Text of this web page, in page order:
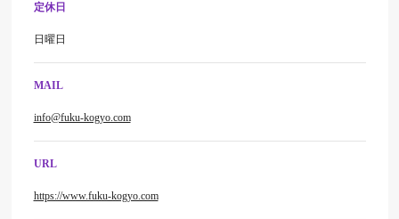
定休日
日曜日
MAIL
info@fuku-kogyo.com
URL
https://www.fuku-kogyo.com